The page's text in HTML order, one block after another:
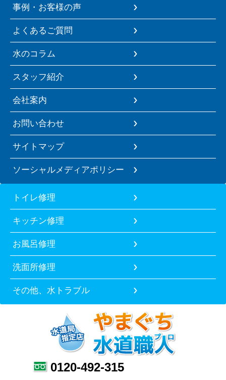
事例・お客様の声
よくあるご質問
水のコラム
スタッフ紹介
会社案内
お問い合わせ
サイトマップ
ソーシャルメディアポリシー
トイレ修理
キッチン修理
お風呂修理
洗面所修理
その他、水トラブル
0120-492-315